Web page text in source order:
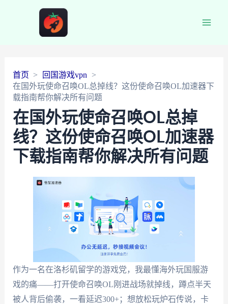
首页
回国游戏vpn
在国外玩使命召唤OL总掉线？这份使命召唤OL加速器下
载指南帮你解决所有问题
在国外玩使命召唤OL总掉
线？这份使命召唤OL加速器
下载指南帮你解决所有问题
作为一名在洛杉矶留学的游戏党，我最懂海外玩国服游
戏的痛——打开使命召唤OL刚进战场就掉线，蹲点半天
被人背后偷袭，一看延迟300+；想放松玩炉石传说，卡